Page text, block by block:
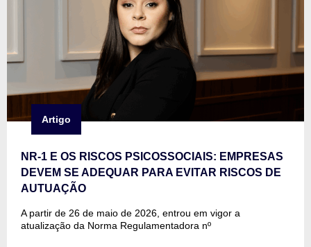
Artigo
NR-1 E OS RISCOS PSICOSSOCIAIS: EMPRESAS
DEVEM SE ADEQUAR PARA EVITAR RISCOS DE
AUTUAÇÃO
A partir de 26 de maio de 2026, entrou em vigor a
atualização da Norma Regulamentadora nº